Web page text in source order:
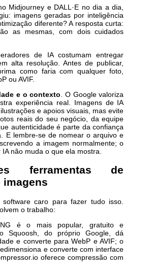
Midjourney e DALL·E no dia a dia,
imagens geradas por inteligência
diferente? A resposta curta:
as mesmas, com dois cuidados
de IA costumam entregar
alta resolução. Antes de publicar,
como faria com qualquer foto,
ou AVIF.
e o contexto . O Google valoriza
experiência real. Imagens de IA
e apoios visuais, mas evite
reais do seu negócio, da equipe
autenticidade é parte da confiança
E lembre-se de nomear o arquivo e
a imagem normalmente; o
não muda o que ela mostra.
ferramentas de
imagens
caro para fazer tudo isso.
o trabalho:
é o mais popular, gratuito e
Squoosh, do próprio Google, dá
e converte para WebP e AVIF; o
e converte com interface
oferece compressão com